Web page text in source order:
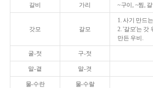
갈비 가리 ~구이, ~찜,
갓모 갈모
1. 사기 만드
2. '갈모'는 갓
만든 우비.
굴-젓 구-젓
말-곁 말-겻
물-수란 물-수랄